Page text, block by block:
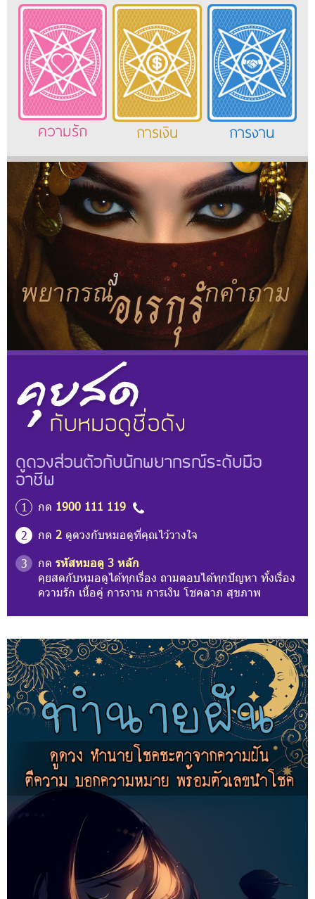
ความรัก การเงิน การงาน
ดูดวงส่วนตัวกับนักพยากรณ์ระดับมือ
อาชีพ
1 กด 1900 111 119
2
กด 2 ดูดวงกับหมอดูที่คุณไว้วางใจ
3
กด รหัสหมอดู 3 หลัก
คุยสดกับหมอดูได้ทุกเรื่อง ถามตอบได้ทุกปัญหา ทั้งเรื่อง
ความรัก เนื้อคู่ การงาน การเงิน โชคลาภ สุขภาพ